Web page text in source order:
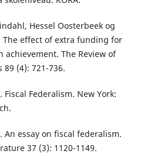
Hessel Oosterbeek og
The effect of extra funding for
The Review of
89 (4): 721-736.
Fiscal Federalism. New York:
An essay on fiscal federalism.
37 (3): 1120-1149.